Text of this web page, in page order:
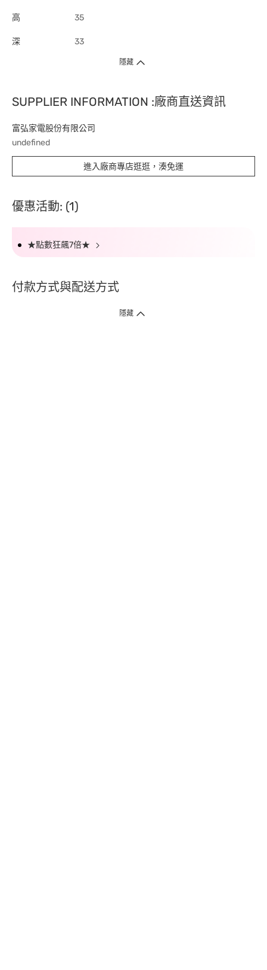
高 35
深 33
隱藏
SUPPLIER INFORMATION :廠商直送資訊
富弘家電股份有限公司
undefined
進入廠商專店逛逛，湊免運
優惠活動: (1)
★點數狂飆7倍★
付款方式與配送方式
隱藏